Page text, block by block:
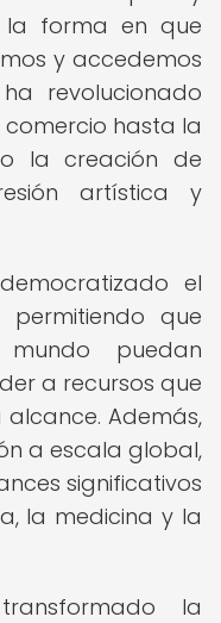
la forma en que
y accedemos
revolucionado
comercio hasta la
la creación de
artística y
el
que
puedan
a recursos que
Además,
a escala global,
significativos
la medicina y la
la